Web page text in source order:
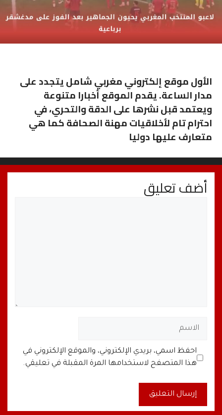
الأول موقع إلكتروني مغربي شامل يتجدد على
مدار الساعة. يقدم الموقع أخبارا متنوعة
ويعتمد قبل نشرها على الدقة والتحري، في
احترام تام لأخلاقيات مهنة الصحافة كما هي
متعارف عليها دوليا
أضف تعليق
الاسم
البريد
الإلكتروني
الموقع
الإلكتروني
احفظ اسمي، بريدي الإلكتروني، والموقع الإلكتروني في
هذا المتصفح لاستخدامها المرة المقبلة في تعليقي.